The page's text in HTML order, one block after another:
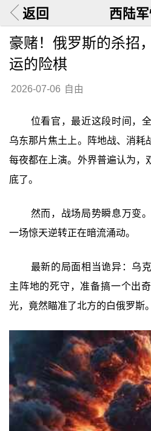
返回 西陆
豪赌！俄罗斯的杀招
运的险棋
2026-07-06 自由
位看官，最近这段时间，
乌东那片焦土上。阵地战、消耗
每夜都在上演。外界普遍认为，
底了。
然而，战场局势瞬息万变
一场惊天逆转正在暗流涌动。
最新的局面相当诡异：乌
主阵地的死守，准备搞一个出
光，竟然瞄准了北方的白俄罗斯。